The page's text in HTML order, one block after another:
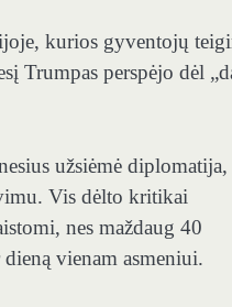
kurios gyventojų
Trumpas perspėjo dėl
užsiėmė diplomatija,
Vis dėlto kritikai
nes maždaug 40
vienam asmeniui.